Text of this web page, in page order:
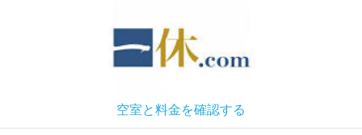
空室と料金を確認する